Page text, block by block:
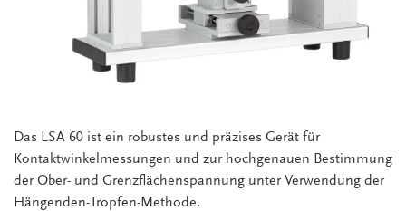
Das LSA 60 ist ein robustes und präzises Gerät für
Kontaktwinkelmessungen und zur hochgenauen Bestimmung
der Ober- und Grenzflächenspannung unter Verwendung der
Hängenden-Tropfen-Methode.